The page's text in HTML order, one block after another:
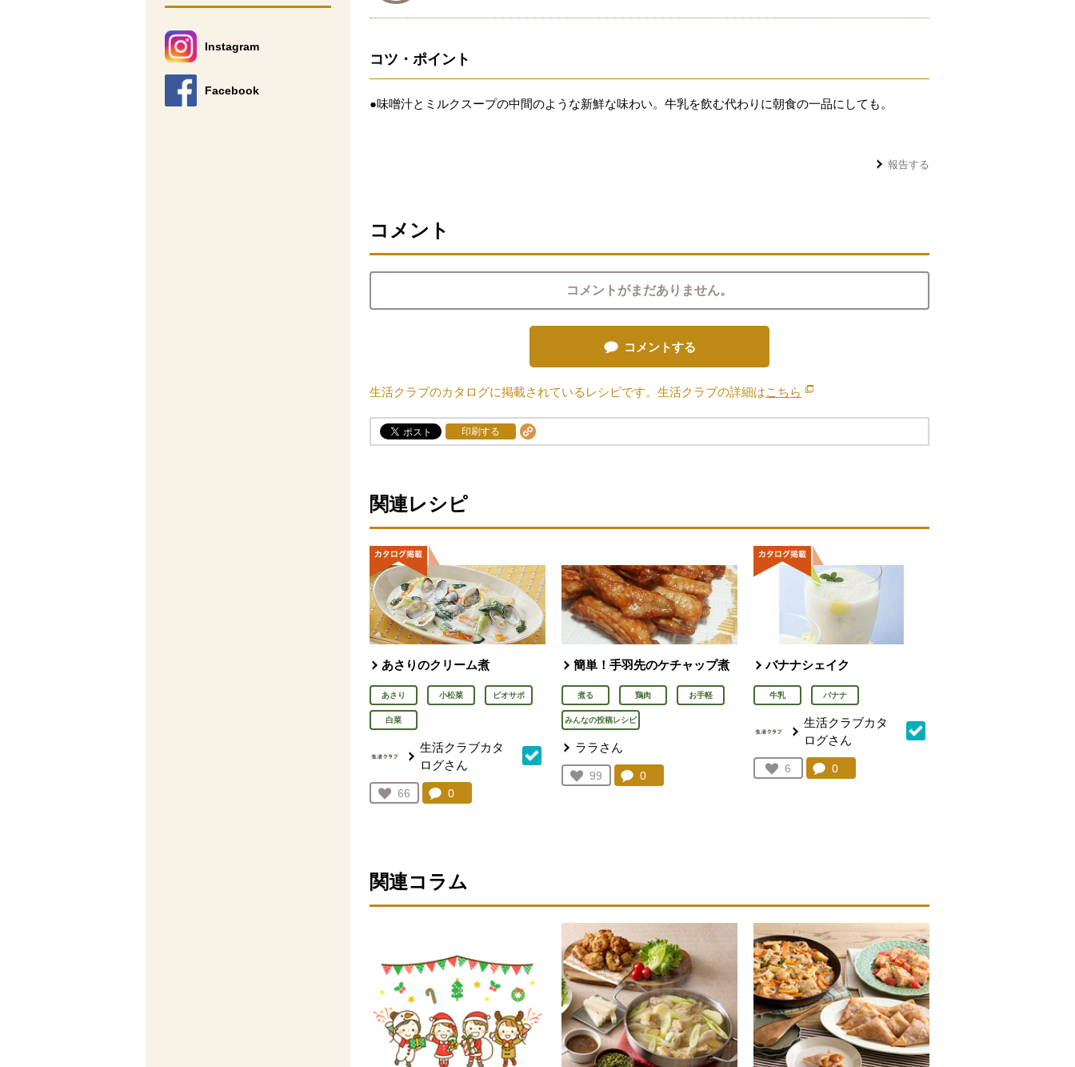
Instagram
別のウィンドウで開きます。
Facebook
別のウィンドウで開きます。
コツ・ポイント
●味噌汁とミルクスープの中間のような新鮮な味わい。牛乳を飲む代わりに朝食の一品にしても。
報告する
コメント
コメントがまだありません。
コメントする
生活クラブのカタログに掲載されているレシピです。生活クラブの詳細はこちら 別のウィンドウで開きます。
印刷する
関連レシピ
あさりのクリーム煮
あさり 小松菜 ビオサポ
白菜
生活クラブカタ
ログさん
お気に入り登録：
66
人が登録
コメント：
0
簡単！手羽先のケチャップ煮
煮る 鶏肉 お手軽
みんなの投稿レシピ
ララさん
お気に入り登録：
99
人が登録
コメント：
0件。コメントを見る。
バナナシェイク
牛乳 バナナ
生活クラブカタ
ログさん
お気に入り登録：
6
人が登録
コメント：
0件。コメントを見る。
関連コラム